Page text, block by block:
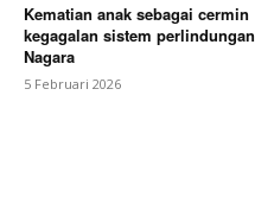
Kematian anak sebagai cermin
kegagalan sistem perlindungan
Nagara
5 Februari 2026